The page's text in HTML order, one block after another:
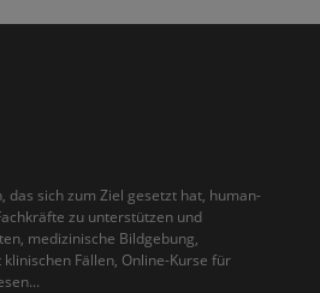
das sich zum Ziel gesetzt hat, human-
zu unterstützen und
medizinische Bildgebung,
Fällen, Online-Kurse für